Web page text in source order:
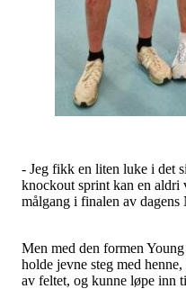
- Jeg fikk en liten luke i det
knockout sprint kan en aldri
målgang i finalen av
Men med den formen
holde jevne steg med
av feltet, og kunne løpe inn